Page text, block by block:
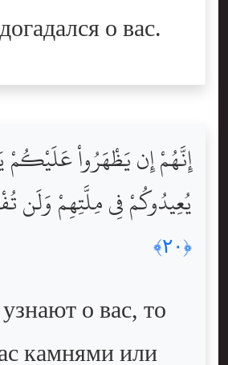
о вас.
إِنَّهُمْ إِن يَظْهَرُواْ عَلَيْكُمْ
يُعِيدُوكُمْ فِى مِلَّتِهِمْ وَلَن
﴿٢٠﴾
о вас, то
камнями или